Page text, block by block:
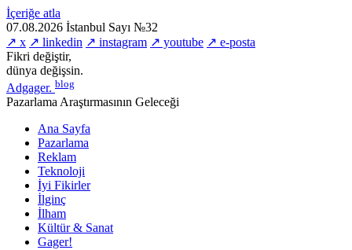
İçeriğe atla
07.08.2026 İstanbul Sayı №32
↗ x ↗ linkedin ↗ instagram ↗ youtube ↗ e-posta
Fikri değiştir,
dünya değişsin.
Adgager. blog
Pazarlama Araştırmasının Geleceği
Ana Sayfa
Pazarlama
Reklam
Teknoloji
İyi Fikirler
İlginç
İlham
Kültür & Sanat
Gager!